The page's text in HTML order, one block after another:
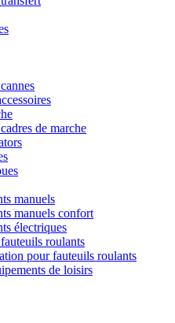
de marche
manuels
manuels confort
électriques
roulants
pour fauteuils roulants
de loisirs